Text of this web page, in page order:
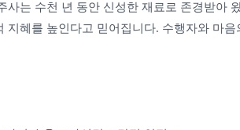
사는 수천 년 동안 신성한 재료로 존경받아
지혜를 높인다고 믿어집니다. 수행자와 마